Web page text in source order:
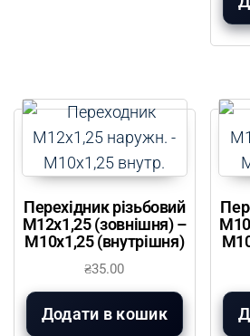
Перехідник різьбовий
М12х1,25 (зовнішня) –
М10х1,25 (внутрішня)
₴35.00
Додати в кошик